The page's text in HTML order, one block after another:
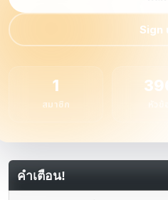
Sign
1
สมาชิก
396
คำเตือน!